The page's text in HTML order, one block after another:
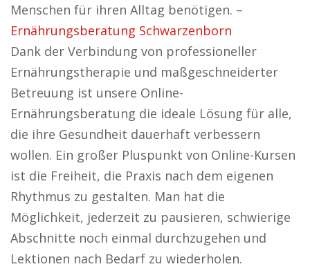
Menschen für ihren Alltag benötigen. –
Ernährungsberatung Schwarzenborn
Dank der Verbindung von professioneller
Ernährungstherapie und maßgeschneiderter
Betreuung ist unsere Online-
Ernährungsberatung die ideale Lösung für alle,
die ihre Gesundheit dauerhaft verbessern
wollen. Ein großer Pluspunkt von Online-Kursen
ist die Freiheit, die Praxis nach dem eigenen
Rhythmus zu gestalten. Man hat die
Möglichkeit, jederzeit zu pausieren, schwierige
Abschnitte noch einmal durchzugehen und
Lektionen nach Bedarf zu wiederholen.